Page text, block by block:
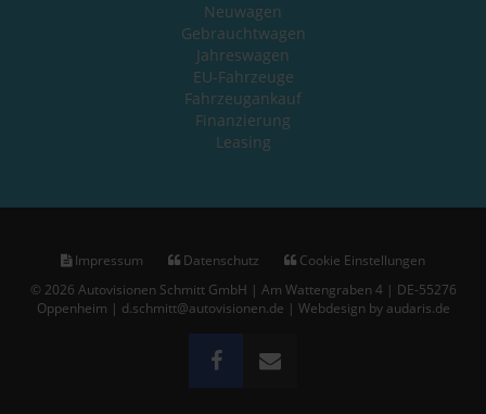
Neuwagen
Gebrauchtwagen
Jahreswagen
EU-Fahrzeuge
Fahrzeugankauf
Finanzierung
Leasing
Impressum Datenschutz
Cookie Einstellungen
© 2026 Autovisionen Schmitt GmbH | Am Wattengraben 4 | DE-55276
Oppenheim | d.schmitt@autovisionen.de | Webdesign by audaris.de